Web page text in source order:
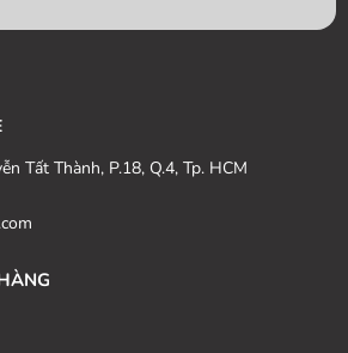
Tất Thành, P.18, Q.4, Tp. HCM